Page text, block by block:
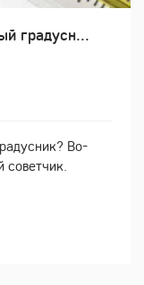
градусн...
Во-